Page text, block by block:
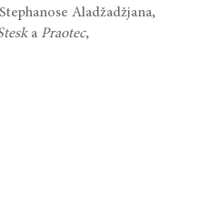
Aladžadžjana,
a Praotec,